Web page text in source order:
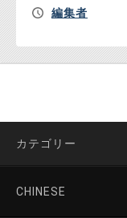
編集者
カテゴリー
CHINESE